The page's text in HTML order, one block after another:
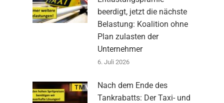
beerdigt, jetzt die nächste
Belastung: Koalition ohne
Plan zulasten der
Unternehmer
6. Juli 2026
Nach dem Ende des
Tankrabatts: Der Taxi- und